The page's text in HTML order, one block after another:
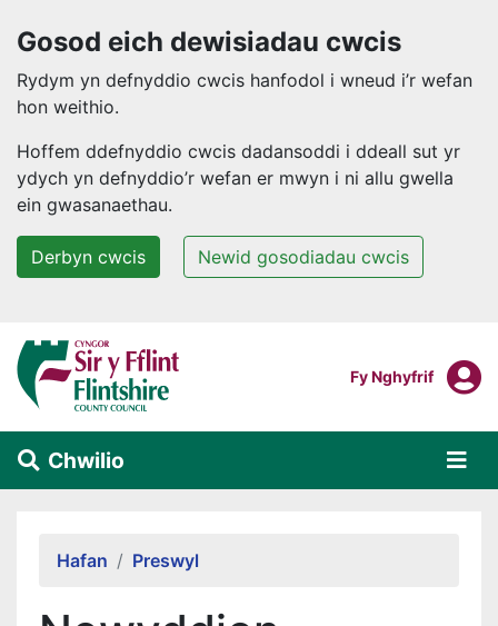
Gosod eich dewisiadau cwcis
Rydym yn defnyddio cwcis hanfodol i wneud i’r wefan
hon weithio.
Hoffem ddefnyddio cwcis dadansoddi i ddeall sut yr
ydych yn defnyddio’r wefan er mwyn i ni allu gwella
ein gwasanaethau.
Derbyn cwcis Newid gosodiadau cwcis
Neidio i'r prif gynnwys
Mewngofnodi I
Fy Nghyfrif
Chwilio
Hafan Preswyl